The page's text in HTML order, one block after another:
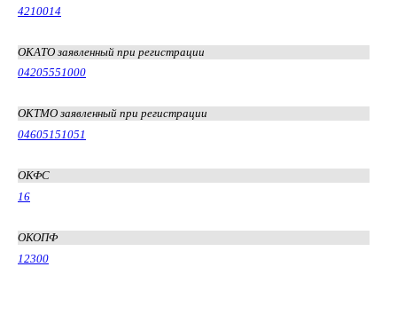
4210014
ОКАТО заявленный при регистрации
04205551000
ОКТМО заявленный при регистрации
04605151051
ОКФС
16
ОКОПФ
12300